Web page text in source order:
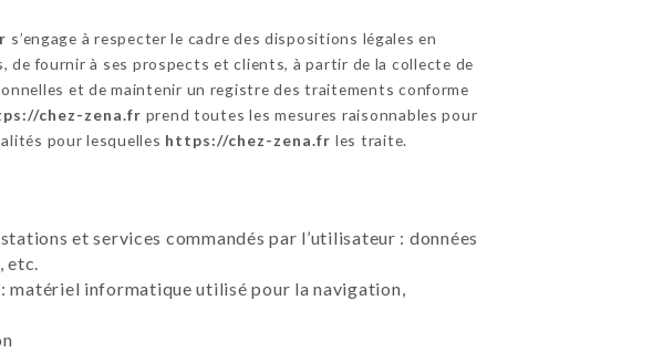
s’engage à respecter le cadre des dispositions légales en
fournir à ses prospects et clients, à partir de la collecte de
et de maintenir un registre des traitements conforme
chez-zena.fr prend toutes les mesures raisonnables pour
pour lesquelles https://chez-zena.fr les traite.
et services commandés par l’utilisateur : données
informatique utilisé pour la navigation,